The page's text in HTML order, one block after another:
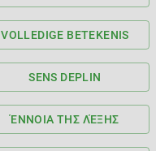
VOLLEDIGE BETEKENIS
SENS DEPLIN
ΈΝΝΟΙΑ ΤΗΣ ΛΈΞΗΣ